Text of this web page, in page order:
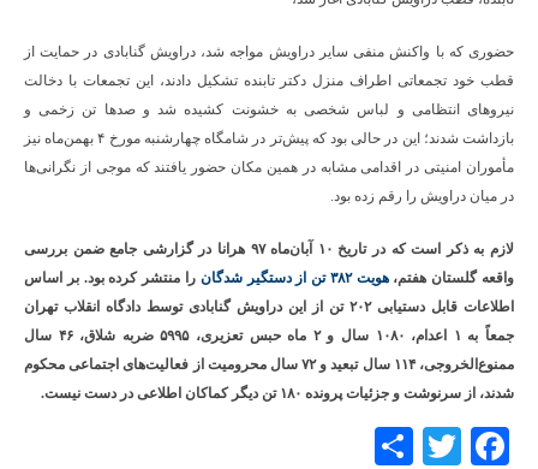
حضوری که با واکنش منفی سایر دراویش مواجه شد، دراویش گنابادی در حمایت از
قطب خود تجمعاتی اطراف منزل دکتر تابنده تشکیل دادند، این تجمعات با دخالت
نیروهای انتظامی و لباس شخصی به خشونت کشیده شد و صدها تن زخمی و
بازداشت شدند؛ این در حالی بود که پیش‌تر در شامگاه چهارشنبه مورخ ۴ بهمن‌ماه نیز
مأموران امنیتی در اقدامى مشابه در همین مکان حضور یافتند که موجی از نگرانى‌ها
در میان دراویش را رقم زده بود.
لازم به ذکر است که در تاریخ ۱۰ آبان‌ماه ۹۷ هرانا در گزارشی جامع ضمن بررسی
واقعه گلستان هفتم،هویت ۳۸۲ تن از دستگیر شدگان
را منتشر کرده بود. بر اساس
اطلاعات قابل دستیابی ۲۰۲ تن از این دراویش گنابادی توسط دادگاه انقلاب تهران
جمعاً به ۱ اعدام، ۱۰۸۰ سال و ۲ ماه حبس تعزیری، ۵۹۹۵ ضربه شلاق، ۴۶ سال
ممنوع‌الخروجی، ۱۱۴ سال تبعید و ۷۲ سال محرومیت از فعالیت‌های اجتماعی محکوم
شدند، از سرنوشت و جزئیات پرونده ۱۸۰ تن دیگر کماکان اطلاعی در دست نیست.
Facebook
Twitter